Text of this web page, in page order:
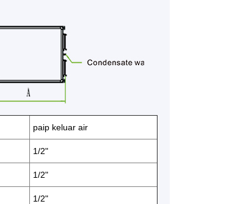
paip keluar air
1/2"
1/2"
1/2"